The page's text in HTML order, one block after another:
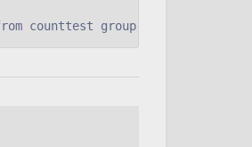
counttest group by name;